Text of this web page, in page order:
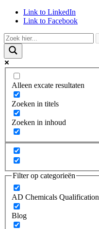
Link to LinkedIn
Link to Facebook
Alleen excate resultaten
Zoeken in titels
Zoeken in inhoud
Filter op categorieën
AD Chemicals Qualification
Blog